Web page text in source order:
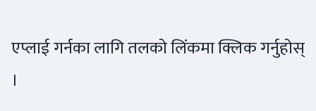
एप्लाई गर्नका लागि तलको लिंकमा क्लिक गर्नुहोस्
।